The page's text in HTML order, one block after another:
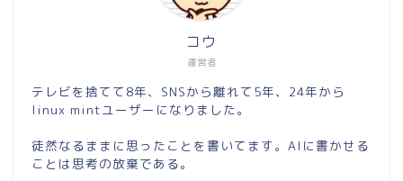
運営者
コウ
テレビを捨てて8年、SNSから離れて5年、24年から
linux mintユーザーになりました。
徒然なるままに思ったことを書いてます。AIに書かせる
ことは思考の放棄である。